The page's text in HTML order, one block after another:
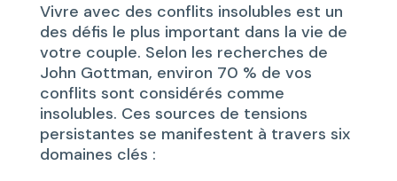
Vivre avec des conflits insolubles est un
des défis le plus important dans la vie de
votre couple. Selon les recherches de
John Gottman, environ 70 % de vos
conflits sont considérés comme
insolubles. Ces sources de tensions
persistantes se manifestent à travers six
domaines clés :